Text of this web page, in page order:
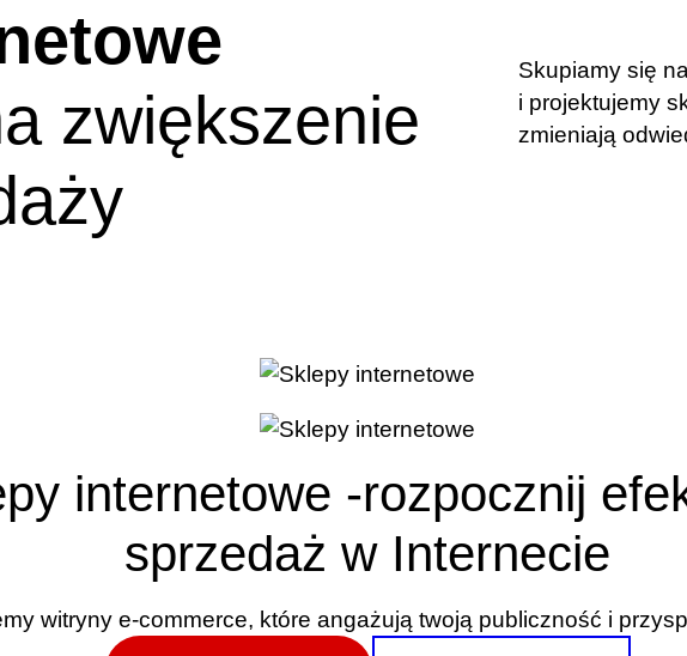
zwiększenie
Skupiamy się
i projektujemy
zmieniają
internetowe -rozpocznij
sprzedaż w Internecie
witryny e-commerce, które angażują twoją publiczność i